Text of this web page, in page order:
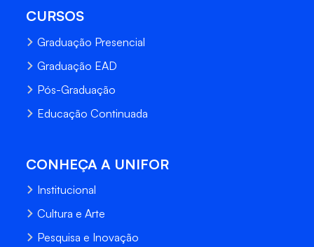
CURSOS
Graduação Presencial
Graduação EAD
Pós-Graduação
Educação Continuada
CONHEÇA A UNIFOR
Institucional
Cultura e Arte
Pesquisa e Inovação